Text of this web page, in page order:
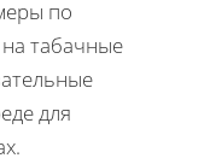
по
табачные
для